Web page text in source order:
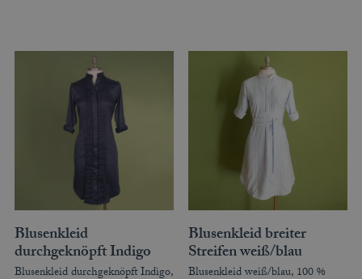
Blusenkleid
durchgeknöpft Indigo
Blusenkleid durchgeknöpft Indigo,
Blusenkleid breiter
Streifen weiß/blau
Blusenkleid weiß/blau, 100 %